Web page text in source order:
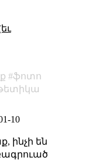
ֆոտո
10
ինչի են